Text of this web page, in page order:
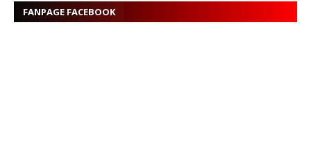
FANPAGE FACEBOOK